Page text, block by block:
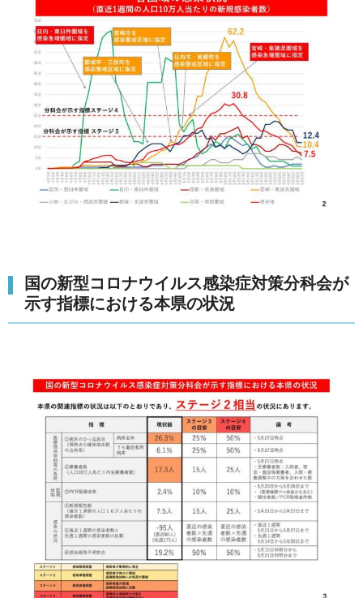
国の新型コロナウイルス感染症対策分科会が
示す指標における本県の状況